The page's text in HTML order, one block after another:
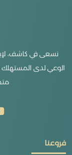
نسعى في كاشف،
الوعي لدى المستهلك
فروعنا